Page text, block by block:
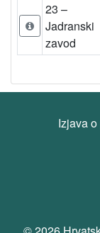
23 –
Jadranski
zavod
Izjava